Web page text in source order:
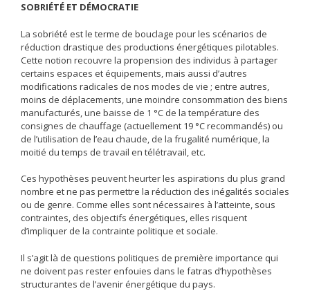
SOBRIÉTÉ ET DÉMOCRATIE
La sobriété est le terme de bouclage pour les scénarios de
réduction drastique des productions énergétiques pilotables.
Cette notion recouvre la propension des individus à partager
certains espaces et équipements, mais aussi d’autres
modifications radicales de nos modes de vie ; entre autres,
moins de déplacements, une moindre consommation des biens
manufacturés, une baisse de 1 °C de la température des
consignes de chauffage (actuellement 19 °C recommandés) ou
de l’utilisation de l’eau chaude, de la frugalité numérique, la
moitié du temps de travail en télétravail, etc.
Ces hypothèses peuvent heurter les aspirations du plus grand
nombre et ne pas permettre la réduction des inégalités sociales
ou de genre. Comme elles sont nécessaires à l’atteinte, sous
contraintes, des objectifs énergétiques, elles risquent
d’impliquer de la contrainte politique et sociale.
Il s’agit là de questions politiques de première importance qui
ne doivent pas rester enfouies dans le fatras d’hypothèses
structurantes de l’avenir énergétique du pays.